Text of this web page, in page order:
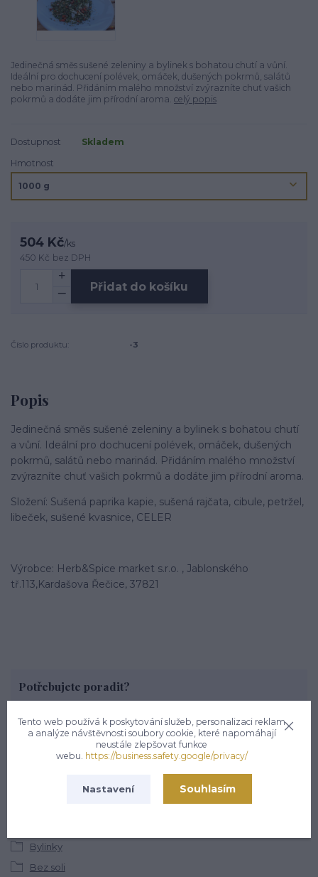
Jedinečná směs sušené zeleniny a bylinek s bohatou chutí a vůní.
Ideální pro dochucení polévek, omáček, dušených pokrmů, salátů
nebo marinád. Přidáním malého množství zvýrazníte chuť vašich
pokrmů a dodáte jim přírodní aroma. celý popis
Dostupnost
Skladem
Hmotnost
504 Kč/ks
450 Kč bez DPH
Přidat do košíku
Číslo produktu: -3
Popis
Jedinečná směs sušené zeleniny a bylinek s bohatou chutí
a vůní. Ideální pro dochucení polévek, omáček, dušených
pokrmů, salátů nebo marinád. Přidáním malého množství
zvýrazníte chuť vašich pokrmů a dodáte jim přírodní aroma.
Složení: Sušená paprika kapie, sušená rajčata, cibule, petržel,
libeček, sušené kvasnice, CELER
Výrobce: Herb&Spice market s.r.o. , Jablonského
tř.113,Kardašova Řečice, 37821
Bylinky
Bez soli
Potřebujete poradit?
+420 722 936 923
(Po-Pá, 8-16 hod.)
info@hsmarket.cz
Tento web používá k poskytování služeb, personalizaci reklam
a analýze návštěvnosti soubory cookie, které napomáhají
neustále zlepšovat funkce
webu. https://business.safety.google/privacy/
Nastavení Souhlasím